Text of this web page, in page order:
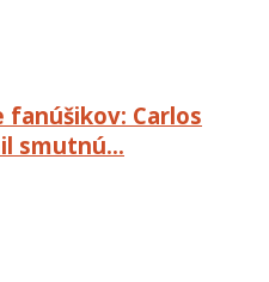
fanúšikov: Carlos
smutnú…